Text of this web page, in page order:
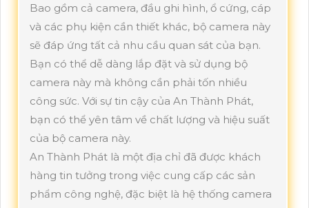
Bao gồm cả camera, đầu ghi hình, ổ cứng, cáp
và các phụ kiện cần thiết khác, bộ camera này
sẽ đáp ứng tất cả nhu cầu quan sát của bạn.
Bạn có thể dễ dàng lắp đặt và sử dụng bộ
camera này mà không cần phải tốn nhiều
công sức. Với sự tin cậy của An Thành Phát,
bạn có thể yên tâm về chất lượng và hiệu suất
của bộ camera này.
An Thành Phát là một địa chỉ đã được khách
hàng tin tưởng trong việc cung cấp các sản
phẩm công nghệ, đặc biệt là hệ thống camera